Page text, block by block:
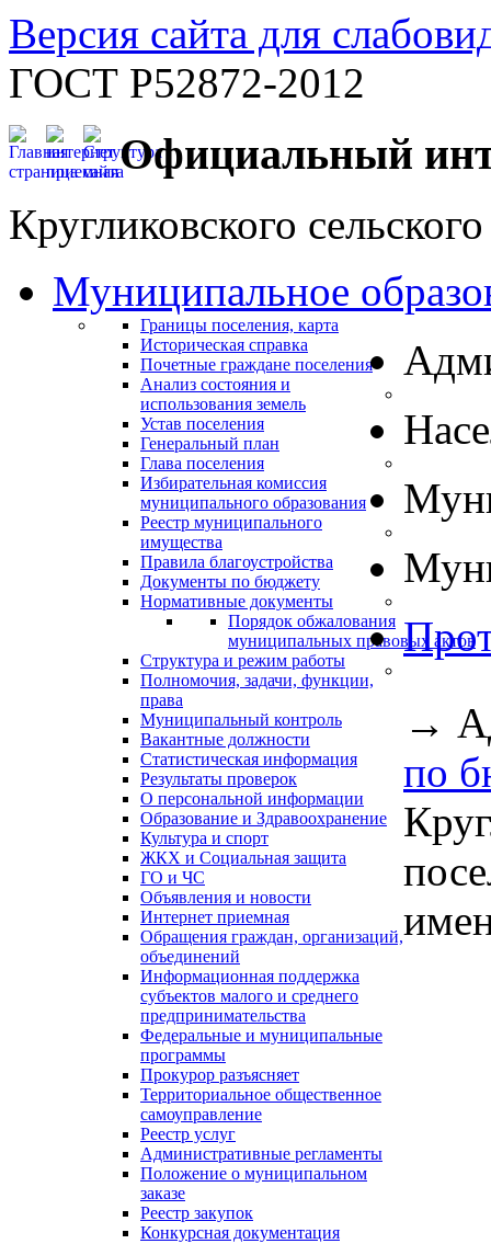
Версия сайта для
ГОСТ Р52872-2012
Официальный
Кругликовского
Муниципальное
Границы поселения, карта
Историческая справка
Почетные граждане поселения
Анализ состояния и
использования земель
Устав поселения
Генеральный план
Глава поселения
Избирательная комиссия
муниципального образования
Реестр муниципального
имущества
Правила благоустройства
Документы по бюджету
Нормативные документы
Порядок обжалования
муниципальных правовых актов
Структура и режим работы
Полномочия, задачи, функции,
права
Муниципальный контроль
Вакантные должности
Статистическая информация
Результаты проверок
О персональной информации
Образование и Здравоохранение
Культура и спорт
ЖКХ и Социальная защита
ГО и ЧС
Объявления и новости
Интернет приемная
Обращения граждан, организаций,
объединений
Информационная поддержка
субъектов малого и среднего
предпринимательства
Федеральные и муниципальные
программы
Прокурор разъясняет
Территориальное общественное
самоуправление
Реестр услуг
Административные регламенты
Положение о муниципальном
заказе
Реестр закупок
Конкурсная документация
→
по